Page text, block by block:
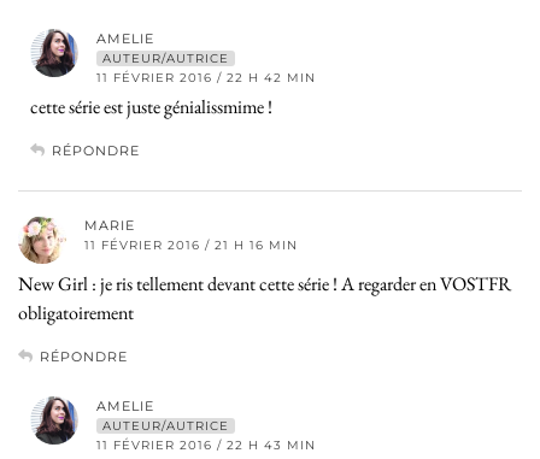
AMELIE
AUTEUR/AUTRICE
11 FÉVRIER 2016 / 22 H 42 MIN
cette série est juste génialissmime !
RÉPONDRE
MARIE
11 FÉVRIER 2016 / 21 H 16 MIN
New Girl : je ris tellement devant cette série ! A regarder en VOSTFR
obligatoirement
RÉPONDRE
AMELIE
AUTEUR/AUTRICE
11 FÉVRIER 2016 / 22 H 43 MIN